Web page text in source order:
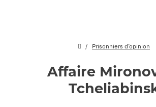
Prisonniers d’opinion
Affaire